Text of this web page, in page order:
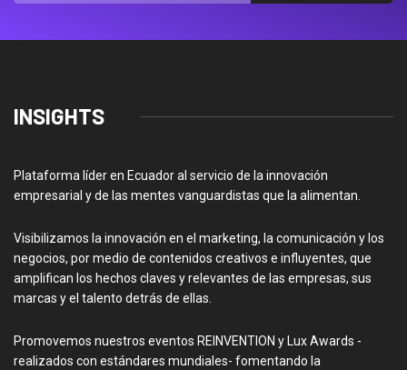
INSIGHTS
Plataforma líder en Ecuador al servicio de la innovación
empresarial y de las mentes vanguardistas que la alimentan.
Visibilizamos la innovación en el marketing, la comunicación y los
negocios, por medio de contenidos creativos e influyentes, que
amplifican los hechos claves y relevantes de las empresas, sus
marcas y el talento detrás de ellas.
Promovemos nuestros eventos REINVENTION y Lux Awards -
realizados con estándares mundiales- fomentando la